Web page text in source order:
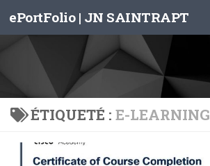
Skip to content
ePortFolio | JN SAINTRAPT
ÉTIQUETÉ : E-LEARNING